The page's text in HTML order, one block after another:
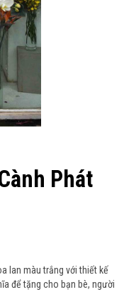
Phát
lan màu trắng với thiết kế
để tặng cho bạn bè, người